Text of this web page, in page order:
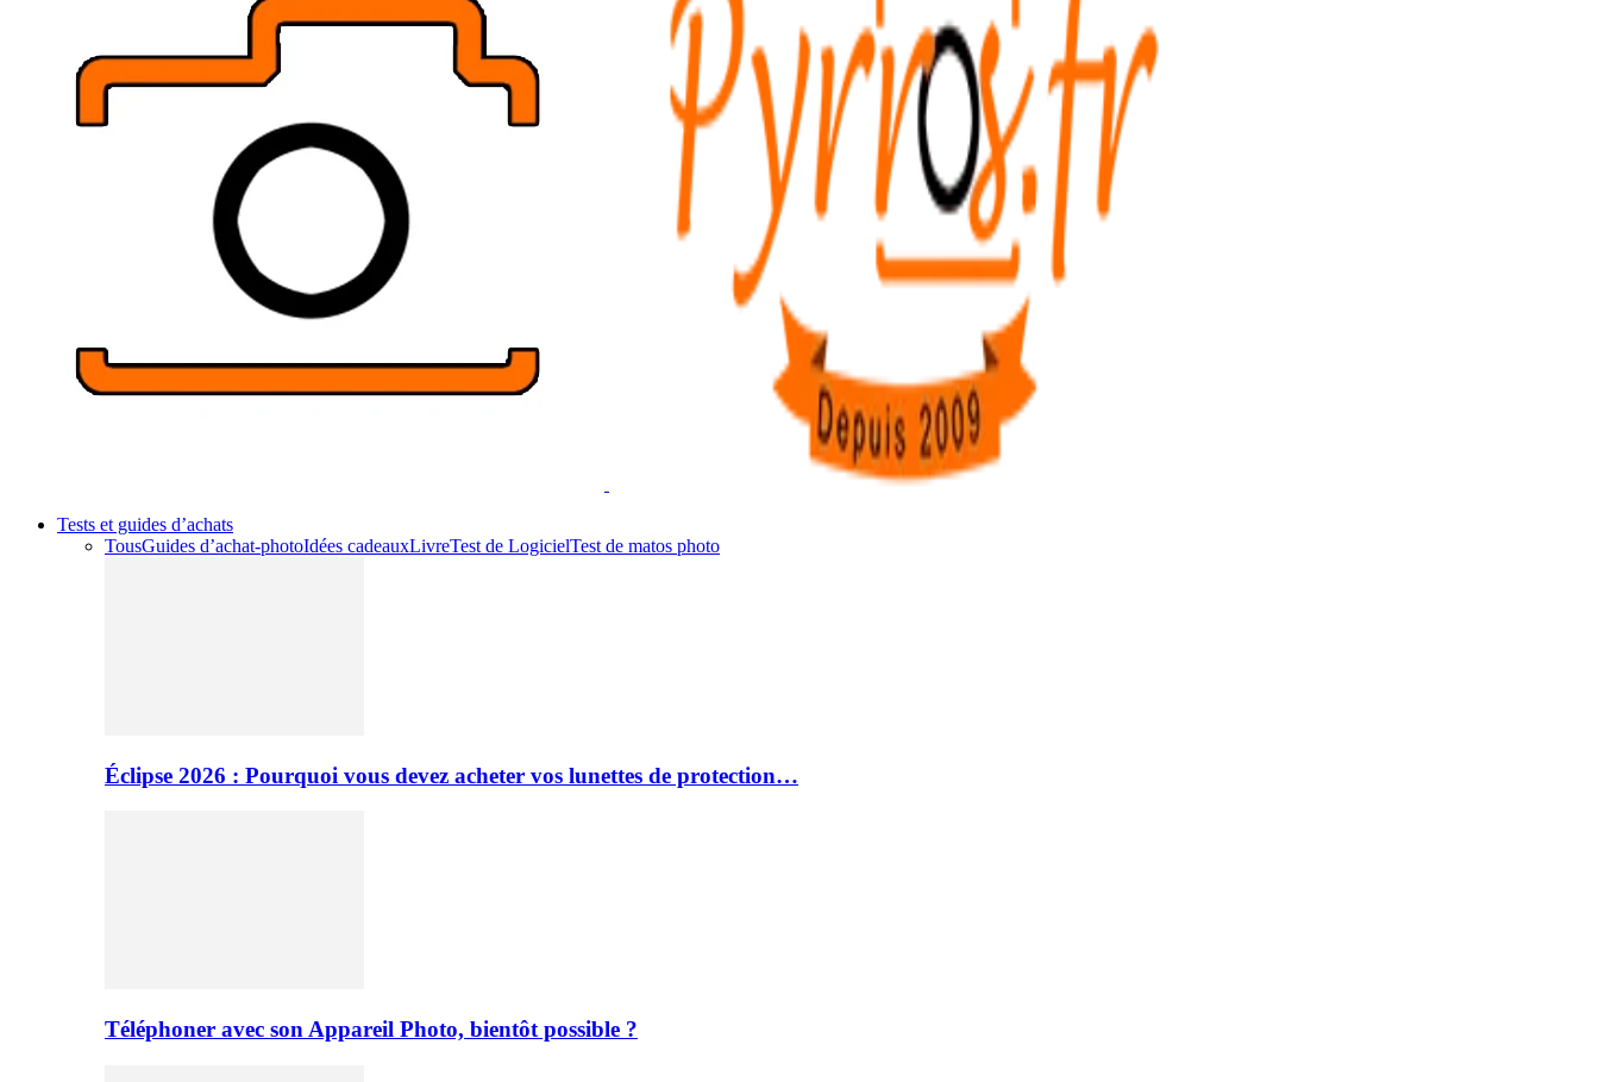
Tests et guides d’achats
TousGuides d’achat-photoIdées cadeauxLivreTest de LogicielTest de matos photo
Éclipse 2026 : Pourquoi vous devez acheter vos lunettes de protection…
Téléphoner avec son Appareil Photo, bientôt possible ?